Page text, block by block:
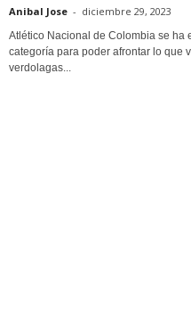
Anibal Jose - diciembre 29, 2023
Atlético Nacional de Colombia se ha
categoría para poder afrontar lo que
verdolagas...